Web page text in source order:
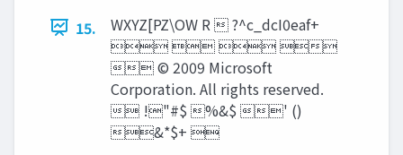
15.
WXYZ[PZ\OW R  ?^c_dcI0eaf+
   
 © 2009 Microsoft
Corporation. All rights reserved.
 !"#$ %&$ ' ()
&*$+ 